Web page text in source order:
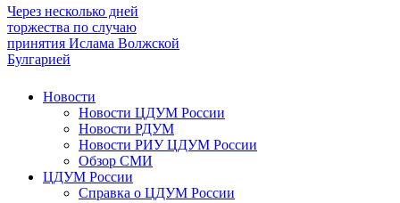
Через несколько дней
торжества по случаю
принятия Ислама Волжской
Булгарией
Новости
Новости ЦДУМ России
Новости РДУМ
Новости РИУ ЦДУМ России
Обзор СМИ
ЦДУМ России
Справка о ЦДУМ России